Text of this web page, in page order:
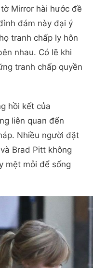
Mirror hài hước đề
đám này đại ý
tranh chấp ly hôn
nhau. Có lẽ khi
tranh chấp quyền
hồi kết của
liên quan đến
Nhiều người đặt
Brad Pitt không
mệt mỏi để sống